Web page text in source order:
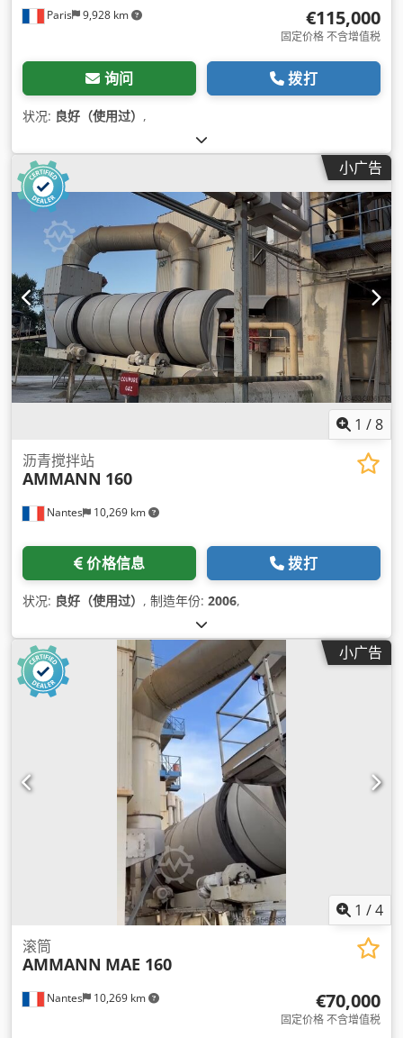
Paris 9,928 km €115,000
固定价格 不含增值税
询问 拨打
状况: 良好（使用过） ,
小广告
1 /8
Nantes 10,269 km
沥青搅拌站
AMMANN 160
价格信息 拨打
状况: 良好（使用过） , 制造年份: 2006,
小广告
1 /4
Nantes 10,269 km
滚筒
AMMANN MAE 160
€70,000
固定价格 不含增值税